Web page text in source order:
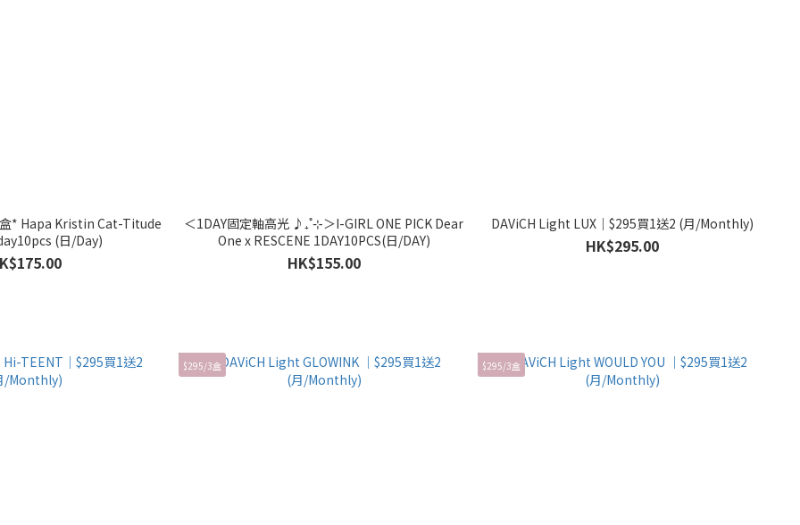
(日/Day)
＜1DAY固定軸高光 ♪₊˚⊹＞I-GIRL ONE PICK Dear
One x RESCENE 1DAY10PCS(日/DAY)
HK$155.00
DAViCH Light LUX｜$295買1送2 (月/Monthly)
HK$295.00
$295/3盒 $295/3盒